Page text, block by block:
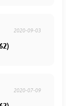
2020-09-03
2020-07-09